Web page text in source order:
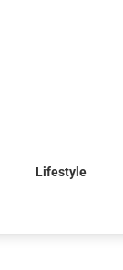
Lifestyle